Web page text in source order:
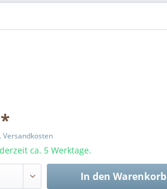
Versandkosten
ca. 5 Werktage.
In den Warenkorb